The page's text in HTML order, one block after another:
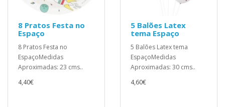
8 Pratos Festa no
Espaço
8 Pratos Festa no
EspaçoMedidas
Aproximadas: 23 cms..
4,40€
5 Balões Latex
tema Espaço
5 Balões Latex tema
EspaçoMedidas
Aproximadas: 30 cms..
4,60€